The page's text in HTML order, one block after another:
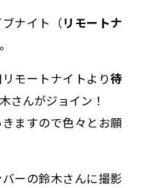
ナイト（リモートナ
モートナイトより待
さんがジョイン！
ますので色々とお願
ーの鈴木さんに撮影